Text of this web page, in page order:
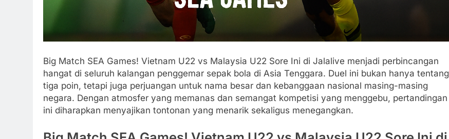
Big Match SEA Games! Vietnam U22 vs Malaysia U22 Sore Ini di Jalalive menjadi perbincangan
hangat di seluruh kalangan penggemar sepak bola di Asia Tenggara. Duel ini bukan hanya tentang
tiga poin, tetapi juga perjuangan untuk nama besar dan kebanggaan nasional masing-masing
negara. Dengan atmosfer yang memanas dan semangat kompetisi yang menggebu, pertandingan
ini diharapkan menyajikan tontonan yang menarik sekaligus menegangkan.